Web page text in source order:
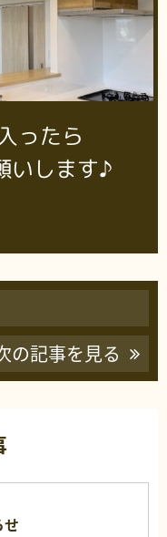
ったら
いします♪
の記事を見る